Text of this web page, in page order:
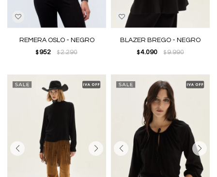
REMERA OSLO - NEGRO
$ 952 $2.290
BLAZER BREGO - NEGRO
$ 4.090 $9.990